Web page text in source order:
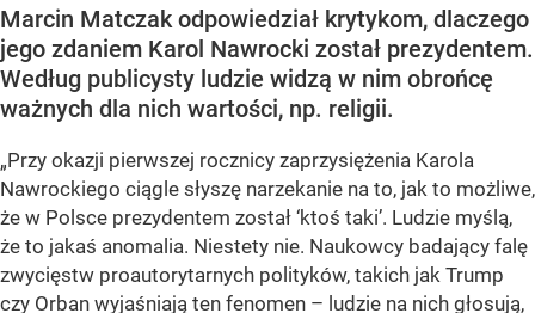
Marcin Matczak odpowiedział krytykom, dlaczego
jego zdaniem Karol Nawrocki został prezydentem.
Według publicysty ludzie widzą w nim obrońcę
ważnych dla nich wartości, np. religii.
„Przy okazji pierwszej rocznicy zaprzysiężenia Karola
Nawrockiego ciągle słyszę narzekanie na to, jak to możliwe,
że w Polsce prezydentem został ‘ktoś taki’. Ludzie myślą,
że to jakaś anomalia. Niestety nie. Naukowcy badający falę
zwycięstw proautorytarnych polityków, takich jak Trump
czy Orban wyjaśniają ten fenomen – ludzie na nich głosują,